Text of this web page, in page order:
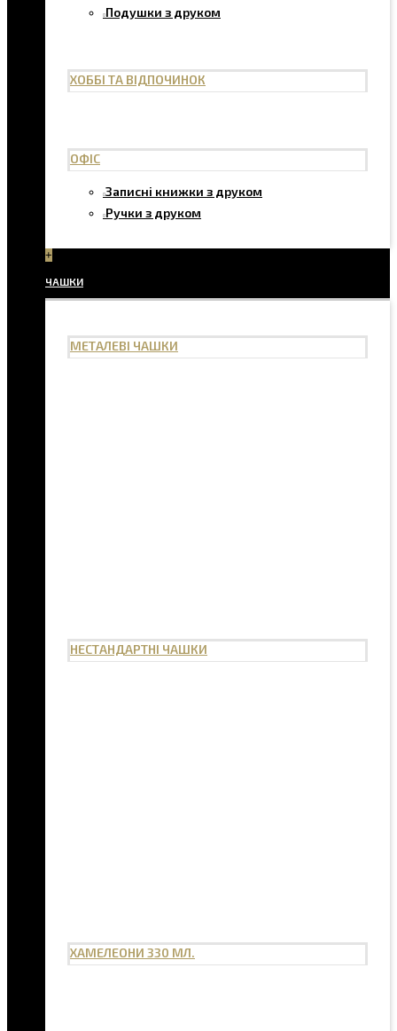
Подушки з друком
ХОББІ ТА ВІДПОЧИНОК
ОФІС
Записні книжки з друком
Ручки з друком
+
ЧАШКИ
МЕТАЛЕВІ ЧАШКИ
НЕСТАНДАРТНІ ЧАШКИ
ХАМЕЛЕОНИ 330 МЛ.